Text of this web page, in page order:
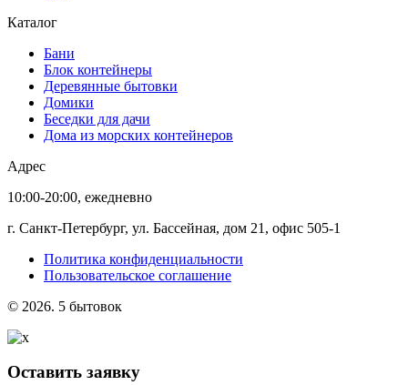
Каталог
Бани
Блок контейнеры
Деревянные бытовки
Домики
Беседки для дачи
Дома из морских контейнеров
Адрес
10:00-20:00, ежедневно
г. Санкт-Петербург, ул. Бассейная, дом 21, офис 505-1
Политика конфиденциальности
Пользовательское соглашение
© 2026. 5 бытовок
Оставить заявку